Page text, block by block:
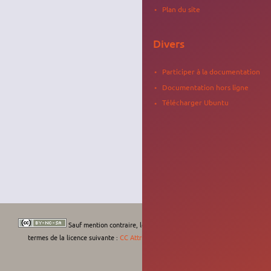
Sauf mention contraire, le contenu de ce wiki est placé sous les
termes de la licence suivante : CC Attribution-Noncommercial-Share Alike 4.0
Plan du site
Divers
Participer à la documentation
Documentation hors ligne
Télécharger Ubuntu